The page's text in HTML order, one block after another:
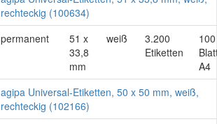
rechteckig (100634)
permanent
51 x
33,8
mm
weiß
3.200
Etiketten
100
A4
agipa Universal-Etiketten, 50 x 50 mm, weiß,
rechteckig (102166)